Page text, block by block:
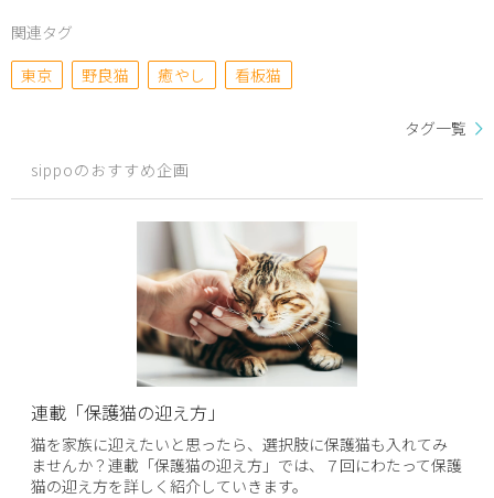
関連タグ
東京
野良猫 癒やし 看板猫
タグ一覧
sippoのおすすめ企画
連載「保護猫の迎え方」
猫を家族に迎えたいと思ったら、選択肢に保護猫も入れてみ
ませんか？連載「保護猫の迎え方」では、７回にわたって保護
猫の迎え方を詳しく紹介していきます。